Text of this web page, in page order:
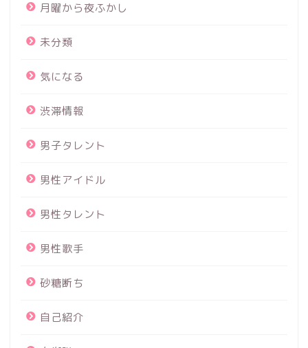
月曜から夜ふかし
未分類
気になる
渋滞情報
男子タレント
男性アイドル
男性タレント
男性歌手
砂糖断ち
自己紹介